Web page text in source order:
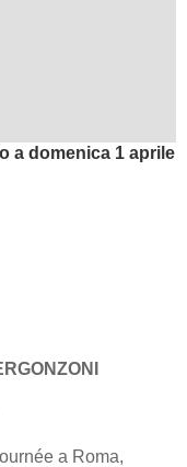
a domenica 1 aprile
a Roma,